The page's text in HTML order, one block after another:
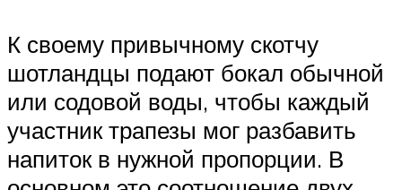
К своему привычному скотчу
шотландцы подают бокал обычной
или содовой воды, чтобы каждый
участник трапезы мог разбавить
напиток в нужной пропорции. В